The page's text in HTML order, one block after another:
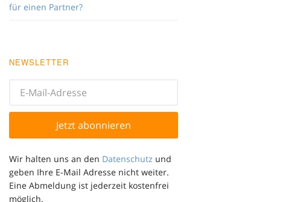
für einen Partner?
NEWSLETTER
Wir halten uns an den Datenschutz und
geben Ihre E-Mail Adresse nicht weiter.
Eine Abmeldung ist jederzeit kostenfrei
möglich.